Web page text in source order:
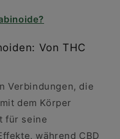
Von THC
Verbindungen, die
dem Körper
für seine
während CBD